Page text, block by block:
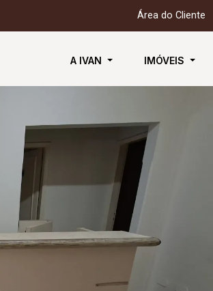
Área do Cliente
A IVAN IMÓVEIS